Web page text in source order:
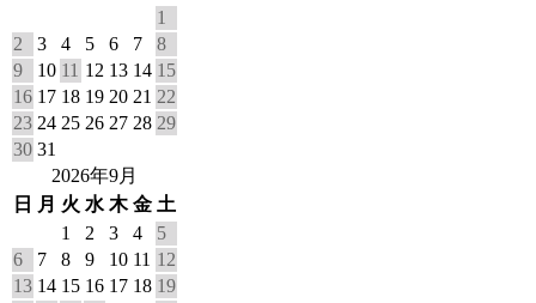
1
2
3 4 5 6 7
8
9
10 11 12 13 14 15
16 17 18 19 20 21 22
23 24 25 26 27 28 29
30 31
2026年9月
日
月 火 水 木 金 土
1
2 3 4
5
6
7 8 9 10 11 12
13 14 15 16 17 18 19